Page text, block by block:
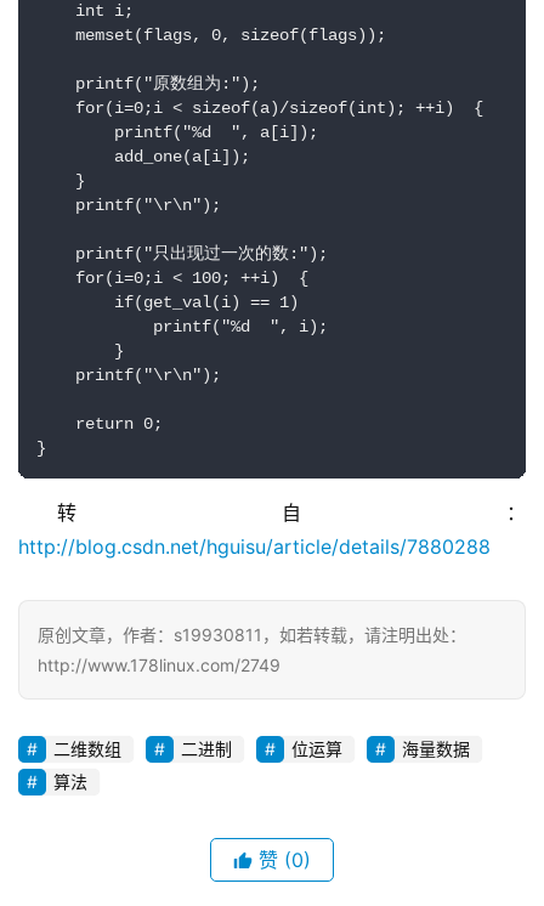
int i;
memset(flags, 0, sizeof(flags));
printf("原数组为:");
for(i=0;i < sizeof(a)/sizeof(int); ++i)  {
printf("%d  ", a[i]);
add_one(a[i]);
}
printf("\r\n");
printf("只出现过一次的数:");
for(i=0;i < 100; ++i)  {
if(get_val(i) == 1)
printf("%d  ", i);
}
printf("\r\n");
return 0;
}
转自：
http://blog.csdn.net/hguisu/article/details/7880288
原创文章，作者：s19930811，如若转载，请注明出处：
http://www.178linux.com/2749
二维数组 二进制 位运算
海量数据
算法
赞 (0)